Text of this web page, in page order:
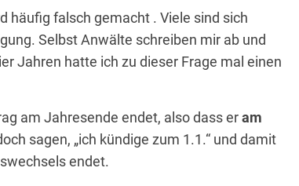
häufig falsch gemacht . Viele sind sich
Selbst Anwälte schreiben mir ab und
Jahren hatte ich zu dieser Frage mal einen
am Jahresende endet, also dass eram
sagen, „ich kündige zum 1.1.“ und damit
endet.